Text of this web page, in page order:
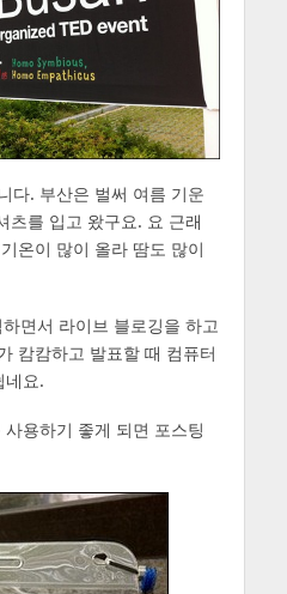
다. 부산은 벌써 여름 기운
츠를 입고 왔구요. 요 근래
온이 많이 올라 땀도 많이
면서 라이브 블로깅을 하고
캄캄하고 발표할 때 컴퓨터
네요.
용하기 좋게 되면 포스팅